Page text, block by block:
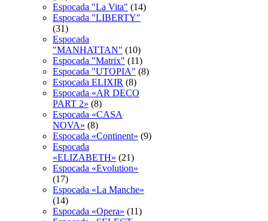
Espocada "La Vita" (14)
Espocada "LIBERTY"
(31)
Espocada
"MANHATTAN" (10)
Espocada "Matrix" (11)
Espocada "UTOPIA" (8)
Espocada ELIXIR (8)
Espocada «AR DECO
PART 2» (8)
Espocada «CASA
NOVA» (8)
Espocada «Continent» (9)
Espocada
«ELIZABETH» (21)
Espocada «Evolution»
(17)
Espocada «La Manche»
(14)
Espocada «Opera» (11)